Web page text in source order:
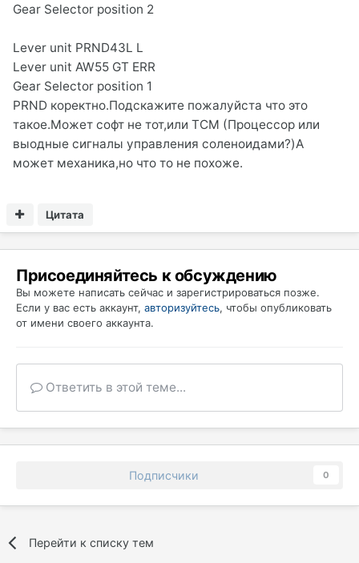
Gear Selector position 2
Lever unit PRND43L L
Lever unit AW55 GT ERR
Gear Selector position 1
PRND коректно.Подскажите пожалуйста что это
такое.Может софт не тот,или TCM (Процессор или
выодные сигналы управления соленоидами?)А
может механика,но что то не похоже.
Цитата
Присоединяйтесь к обсуждению
Вы можете написать сейчас и зарегистрироваться позже.
Если у вас есть аккаунт, авторизуйтесь, чтобы опубликовать
от имени своего аккаунта.
Ответить в этой теме...
Подписчики 0
Перейти к списку тем